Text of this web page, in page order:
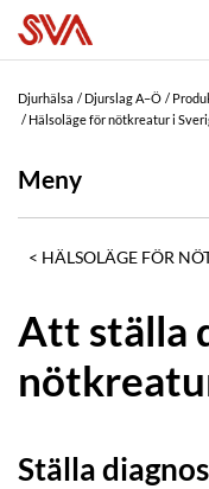
Djurhälsa Djurslag A–Ö
Hälsoläge för nötkreatur i
Meny
HÄLSOLÄGE FÖR
Att ställa
Ställa diagnos